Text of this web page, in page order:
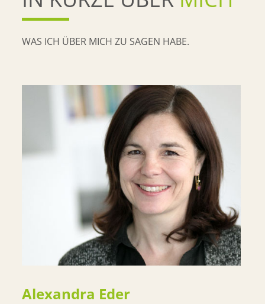
WAS ICH ÜBER MICH ZU SAGEN HABE.
Alexandra Eder